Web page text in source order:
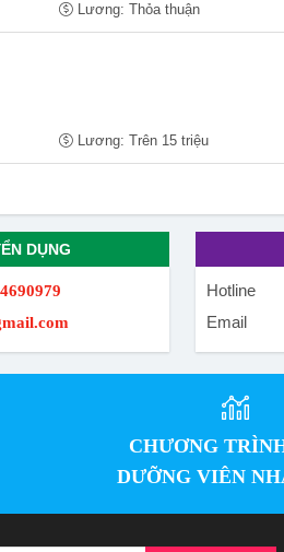
Lương: Thỏa thuận
Lương: Trên 15 triệu
DỤNG
Hotline
Email
CHƯƠNG
DƯỠNG VIÊN